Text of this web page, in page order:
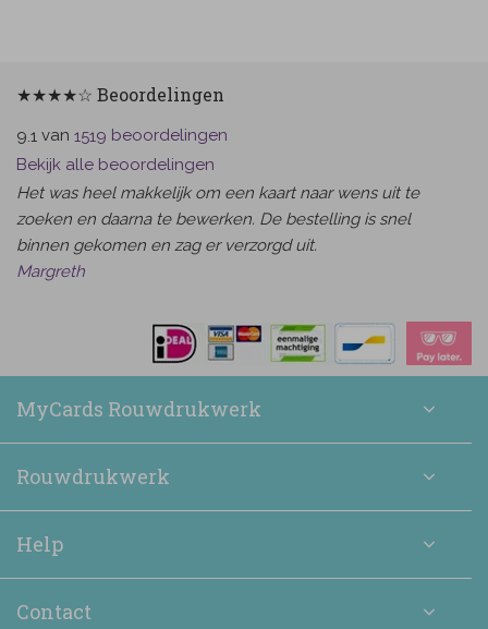
★★★★☆ Beoordelingen
9.1 van 1519 beoordelingen
Bekijk alle beoordelingen
Het was heel makkelijk om een kaart naar wens uit te
zoeken en daarna te bewerken. De bestelling is snel
binnen gekomen en zag er verzorgd uit.
Margreth
MyCards Rouwdrukwerk
Rouwdrukwerk
Help
Contact